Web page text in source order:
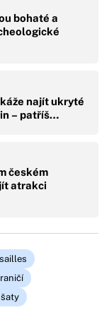
bohaté a
najít ukryté
– patříš…
českém
atrakci
šaty